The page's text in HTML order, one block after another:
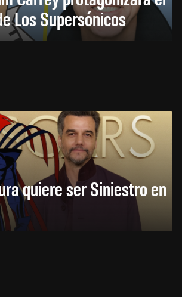
Los Supersónicos
quiere ser Siniestro en